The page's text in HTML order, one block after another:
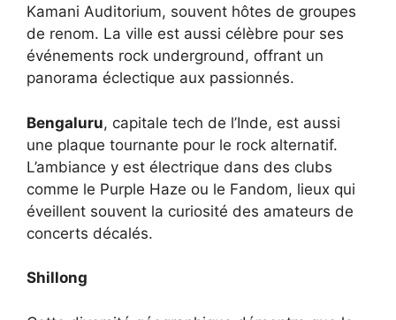
Kamani Auditorium, souvent hôtes de groupes
de renom. La ville est aussi célèbre pour ses
événements rock underground, offrant un
panorama éclectique aux passionnés.
Bengaluru, capitale tech de l’Inde, est aussi
une plaque tournante pour le rock alternatif.
L’ambiance y est électrique dans des clubs
comme le Purple Haze ou le Fandom, lieux qui
éveillent souvent la curiosité des amateurs de
concerts décalés.
Shillong